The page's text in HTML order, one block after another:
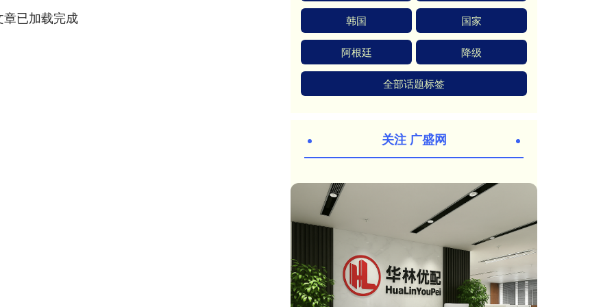
章已加载完成 韩国 国家
阿根廷 降级
全部话题标签
关注 广盛网